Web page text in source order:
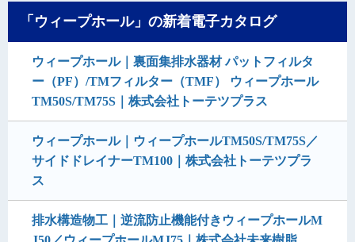
「ウィープホール」の新着電子カタログ
ウィープホール｜裏面集排水器材 パットフィルタ
ー（PF）/TMフィルター（TMF） ウィープホール
TM50S/TM75S｜株式会社トーテツプラス
ウィープホール｜ウィープホールTM50S/TM75S／
サイドドレイナーTM100｜株式会社トーテツプラ
ス
排水構造物工｜逆流防止機能付きウィープホールM